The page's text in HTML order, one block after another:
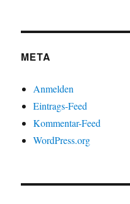
META
Anmelden
Eintrags-Feed
Kommentar-Feed
WordPress.org